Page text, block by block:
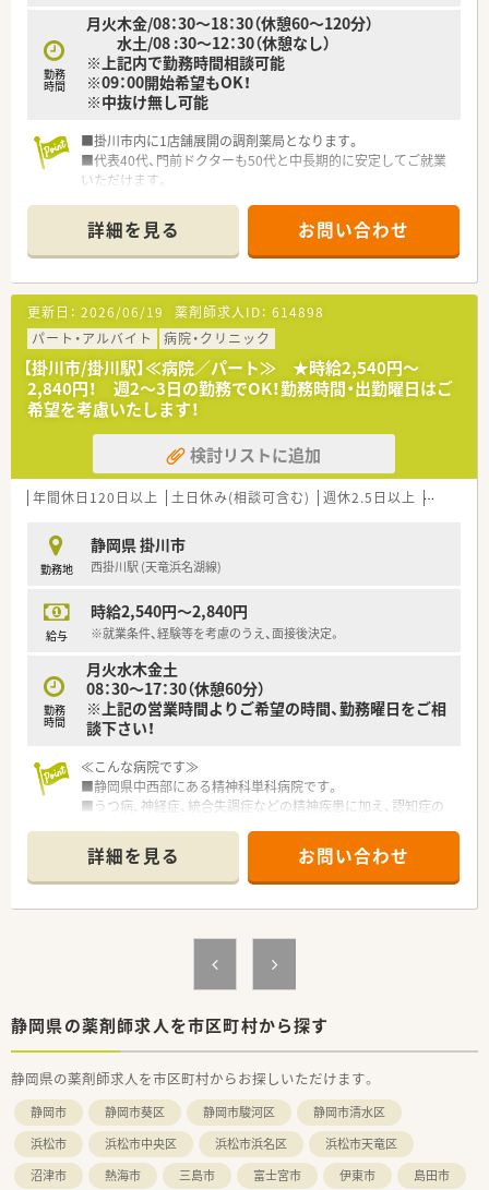
勤務
時間
月火木金/08：30～18：30（休憩60～120分）
水土/08 :30～12：30（休憩なし）
※上記内で勤務時間相談可能
※09：00開始希望もOK！
※中抜け無し可能
■掛川市内に1店舗展開の調剤薬局となります。
■代表40代、門前ドクターも50代と中長期的に安定してご就業
いただけます。
題なくご通勤が可能となります。
詳細を見る お問い合わせ
更新日： 2026/06/19 薬剤師求人ID： 614898
パート・アルバイト
病院・クリニック
【掛川市/掛川駅】≪病院／パート≫ ★時給2,540円～
2,840円！ 週2～3日の勤務でOK！勤務時間・出勤曜日はご
希望を考慮いたします！
検討リストに追加
年間休日120日以上 土日休み(相談可含む) 週休2.5日以上 週32h以
勤務地
静岡県 掛川市
西掛川駅 (天竜浜名湖線)
給与
時給2,540円～2,840円
※就業条件、経験等を考慮のうえ、面接後決定。
勤務
時間
月火水木金土
08：30～17：30（休憩60分）
※上記の営業時間よりご希望の時間、勤務曜日をご相
談下さい！
≪こんな病院です≫
■静岡県中西部にある精神科単科病院です。
■うつ病、神経症、統合失調症などの精神疾患に加え、認知症の
■院外処方箋のため、外来の対応はございません。
■明るい内装、外観で精神科病院のイメージが変わるような設備
です。
■見学からでも可能です。精神科領域に興味のある方歓迎いた
■医薬品管理、ＤＩ業務
■勤務曜日は相談出来ます。土日祝休みもＯＫです。
■8時30分～17時30分が定時となりますが、時短での勤務も可
能です。ご相談ください。
■最寄駅から徒歩15分、お車通勤もＯＫです。
■ブランクある方、病院勤務のご経験がない方もご応募可能で
す。
詳細を見る お問い合わせ
静岡県の薬剤師求人を市区町村から探す
静岡県の薬剤師求人を市区町村からお探しいただけます。
静岡市 静岡市葵区 静岡市駿河区
静岡市清水区
浜松市
浜松市中央区 浜松市浜名区
浜松市天竜区
沼津市
熱海市 三島市 富士宮市 伊東市
島田市